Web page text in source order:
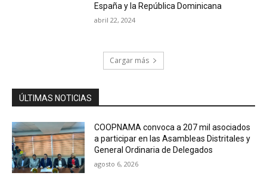
España y la República Dominicana
abril 22, 2024
Cargar más
ÚLTIMAS NOTICIAS
COOPNAMA convoca a 207 mil asociados
a participar en las Asambleas Distritales y
General Ordinaria de Delegados
agosto 6, 2026